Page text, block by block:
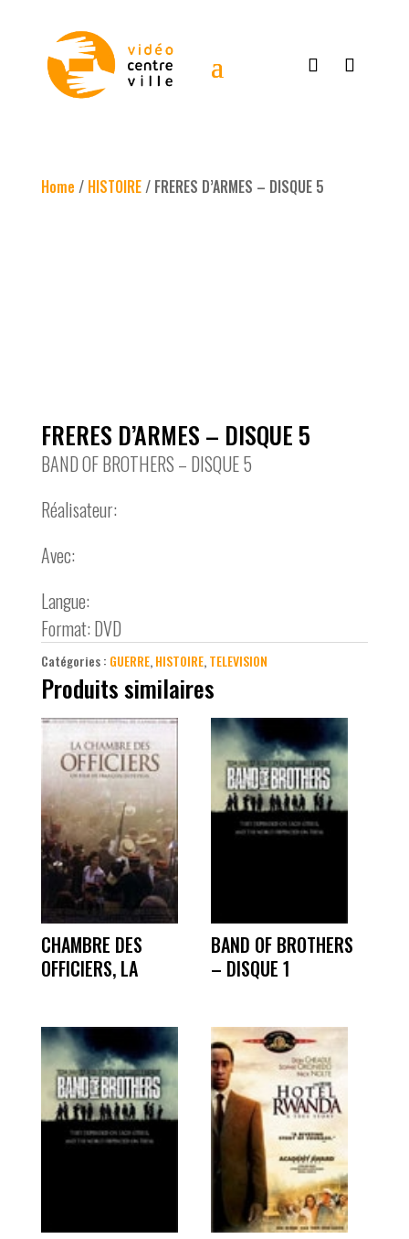
Home / HISTOIRE/ FRERES D’ARMES – DISQUE 5
FRERES D’ARMES – DISQUE 5
BAND OF BROTHERS – DISQUE 5
Réalisateur:
Avec:
Langue:
Format: DVD
Catégories : GUERRE,HISTOIRE,TELEVISION
Produits similaires
CHAMBRE DES
OFFICIERS, LA
BAND OF BROTHERS
– DISQUE 1